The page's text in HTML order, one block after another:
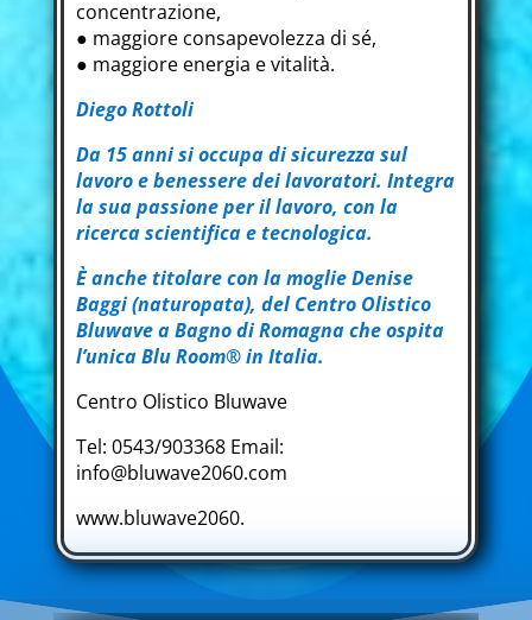
concentrazione,
● maggiore consapevolezza di sé,
● maggiore energia e vitalità.
Diego Rottoli
Da 15 anni si occupa di sicurezza sul
lavoro e benessere dei lavoratori. Integra
la sua passione per il lavoro, con la
ricerca scientifica e tecnologica.
È anche titolare con la moglie Denise
Baggi (naturopata), del Centro Olistico
Bluwave a Bagno di Romagna che ospita
l’unica Blu Room® in Italia.
Centro Olistico Bluwave
Tel: 0543/903368 Email:
info@bluwave2060.com
www.bluwave2060.